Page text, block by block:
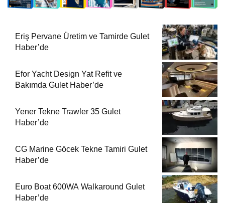
Eriş Pervane Üretim ve Tamirde Gulet
Haber’de
Efor Yacht Design Yat Refit ve
Bakımda Gulet Haber’de
Yener Tekne Trawler 35 Gulet
Haber’de
CG Marine Göcek Tekne Tamiri Gulet
Haber’de
Euro Boat 600WA Walkaround Gulet
Haber’de